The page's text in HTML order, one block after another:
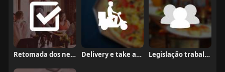
Retomada dos negócios Delivery e take away Legislação trabalhista